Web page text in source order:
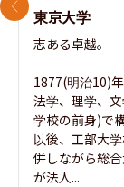
東京大学
志ある卓越。
1877(明治10)
法学、理学、
学校の前身)で
以後、工部大
併しながら総
が法人...
前のスライド